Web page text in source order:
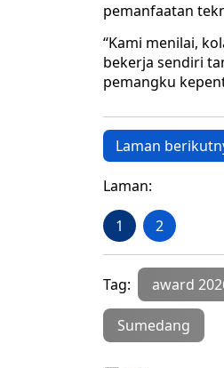
pemanfaatan
“Kami menilai,
bekerja sendiri
pemangku
Laman
Laman:
1 2
Tag: award
Sumedang